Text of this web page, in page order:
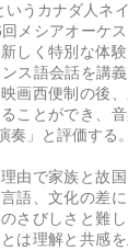
うカナダ人ネ
メシアオーケ
しく特別な体
ス語会話を講
画西便制の後
ことができ、
奏」と評価する。
由で家族と故国
語、文化の差
さびしさと難
は理解と共感